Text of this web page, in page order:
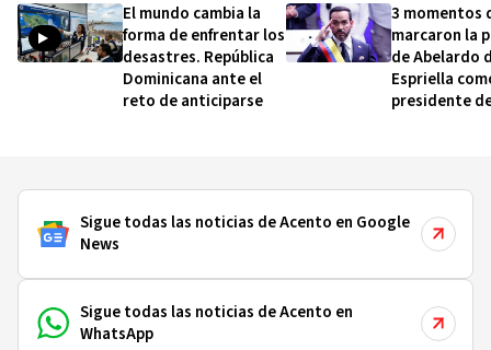
El mundo cambia la
forma de enfrentar los
desastres. República
Dominicana ante el
reto de anticiparse
3 momentos
marcaron la
de Abelardo
Espriella
presidente
Sigue todas las noticias de Acento en Google
News
Sigue todas las noticias de Acento en
WhatsApp